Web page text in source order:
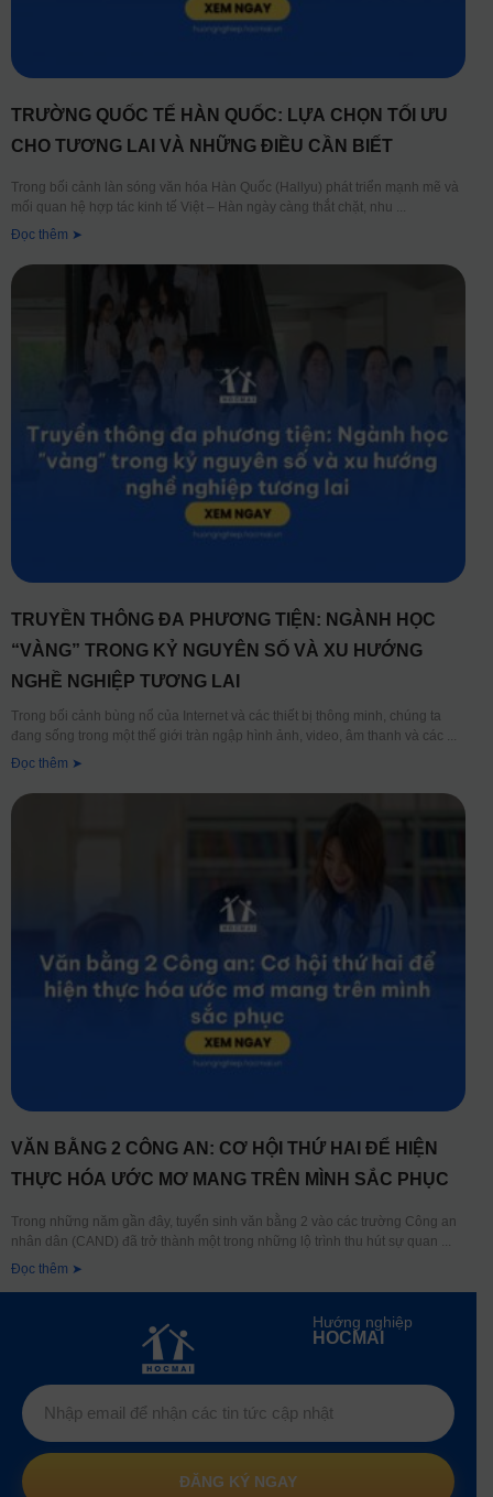
TRƯỜNG QUỐC TẾ HÀN QUỐC: LỰA CHỌN TỐI ƯU
CHO TƯƠNG LAI VÀ NHỮNG ĐIỀU CẦN BIẾT
Trong bối cảnh làn sóng văn hóa Hàn Quốc (Hallyu) phát triển mạnh mẽ và
mối quan hệ hợp tác kinh tế Việt – Hàn ngày càng thắt chặt, nhu
Đọc thêm ➤
TRUYỀN THÔNG ĐA PHƯƠNG TIỆN: NGÀNH HỌC
“VÀNG” TRONG KỶ NGUYÊN SỐ VÀ XU HƯỚNG
NGHỀ NGHIỆP TƯƠNG LAI
Trong bối cảnh bùng nổ của Internet và các thiết bị thông minh, chúng ta
đang sống trong một thế giới tràn ngập hình ảnh, video, âm thanh và các
Đọc thêm ➤
VĂN BẰNG 2 CÔNG AN: CƠ HỘI THỨ HAI ĐỂ HIỆN
THỰC HÓA ƯỚC MƠ MANG TRÊN MÌNH SẮC PHỤC
Trong những năm gần đây, tuyển sinh văn bằng 2 vào các trường Công an
nhân dân (CAND) đã trở thành một trong những lộ trình thu hút sự quan
Đọc thêm ➤
Hướng nghiệp
HOCMAI
ĐĂNG KÝ NGAY